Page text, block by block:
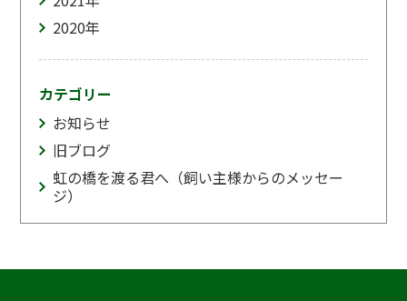
2020年
カテゴリー
お知らせ
旧ブログ
虹の橋を渡る君へ（飼い主様からのメッセー
ジ）